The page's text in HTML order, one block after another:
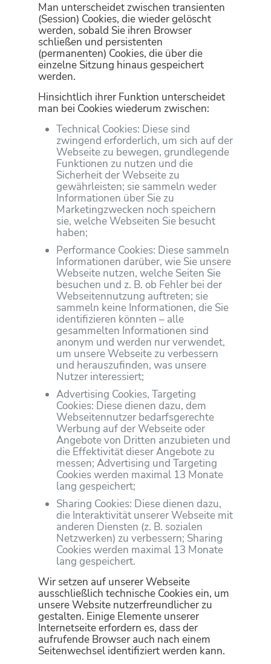
Man unterscheidet zwischen transienten
(Session) Cookies, die wieder gelöscht
werden, sobald Sie ihren Browser
schließen und persistenten
(permanenten) Cookies, die über die
einzelne Sitzung hinaus gespeichert
werden.
Hinsichtlich ihrer Funktion unterscheidet
man bei Cookies wiederum zwischen:
Technical Cookies: Diese sind
zwingend erforderlich, um sich auf der
Webseite zu bewegen, grundlegende
Funktionen zu nutzen und die
Sicherheit der Webseite zu
gewährleisten; sie sammeln weder
Informationen über Sie zu
Marketingzwecken noch speichern
sie, welche Webseiten Sie besucht
haben;
Performance Cookies: Diese sammeln
Informationen darüber, wie Sie unsere
Webseite nutzen, welche Seiten Sie
besuchen und z. B. ob Fehler bei der
Webseitennutzung auftreten; sie
sammeln keine Informationen, die Sie
identifizieren könnten – alle
gesammelten Informationen sind
anonym und werden nur verwendet,
um unsere Webseite zu verbessern
und herauszufinden, was unsere
Nutzer interessiert;
Advertising Cookies, Targeting
Cookies: Diese dienen dazu, dem
Webseitennutzer bedarfsgerechte
Werbung auf der Webseite oder
Angebote von Dritten anzubieten und
die Effektivität dieser Angebote zu
messen; Advertising und Targeting
Cookies werden maximal 13 Monate
lang gespeichert;
Sharing Cookies: Diese dienen dazu,
die Interaktivität unserer Webseite mit
anderen Diensten (z. B. sozialen
Netzwerken) zu verbessern; Sharing
Cookies werden maximal 13 Monate
lang gespeichert.
Wir setzen auf unserer Webseite
ausschließlich technische Cookies ein, um
unsere Website nutzerfreundlicher zu
gestalten. Einige Elemente unserer
Internetseite erfordern es, dass der
aufrufende Browser auch nach einem
Seitenwechsel identifiziert werden kann.